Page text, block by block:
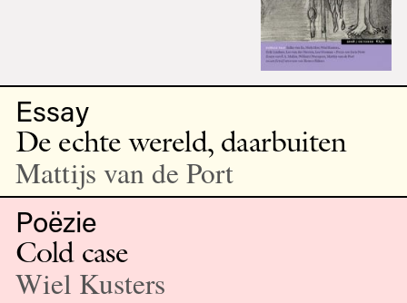
Essay
De echte wereld, daarbuiten
Mattijs van de Port
Poëzie
Cold case
Wiel Kusters